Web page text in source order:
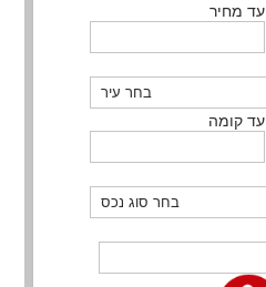
עד מחיר
עד קומה